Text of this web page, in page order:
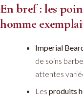
En bref : les
homme
Imperial
de soins
attentes
Les produits